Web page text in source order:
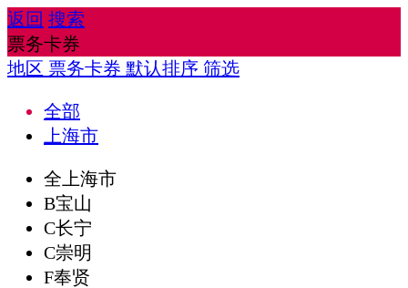
返回 搜索
票务卡券
地区 票务卡券 默认排序 筛选
全部
上海市
全上海市
B宝山
C长宁
C崇明
F奉贤